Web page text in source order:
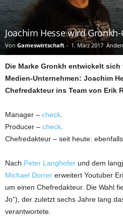
Joachim Hesse wird
Von Gameswirtschaft - 1. März 2017
Die Marke Gronkh entwickelt
Medien-Unternehmen: Joachim
Chefredakteur ins Team von Erik
Manager – check.
Producer – check.
Chefredakteur – seit heute:
Nach Peter Langhofer und dem
Michael Dorrer erweitert Youtuber
um einen Chefredakteur. Die Wahl
Jo“), der zuletzt sechs Jahre lang
verantwortete.